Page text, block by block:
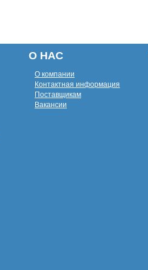
О НАС
О компании
Контактная информация
Поставщикам
Вакансии